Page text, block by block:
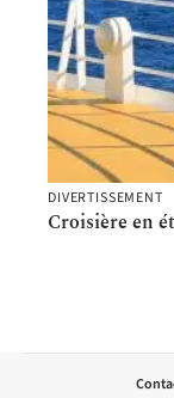
DIVERTISSEMENT
Croisière en